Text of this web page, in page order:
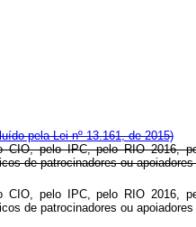
pela Lei nº 13.161, de 2015)
pelo IPC, pelo RIO 2016,
de patrocinadores ou
pelo IPC, pelo RIO 2016,
de patrocinadores ou